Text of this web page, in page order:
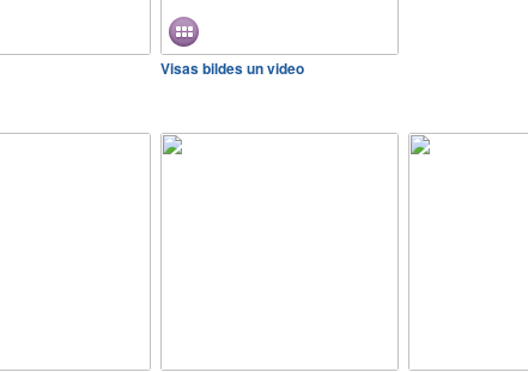
Visas bildes un video